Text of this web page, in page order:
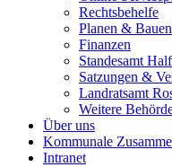
Rechtsbehelfe
Planen & Bauen
Finanzen
Standesamt
Satzungen &
Landratsamt
Weitere
Über uns
Kommunale
Intranet